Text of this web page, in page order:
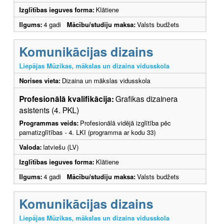
Izglītības ieguves forma: Klātiene
Ilgums:4 gadi Mācību/studiju maksa:Valsts budžets
Komunikācijas dizains
Liepājas Mūzikas, mākslas un dizaina vidusskola
Norises vieta: Dizaina un mākslas vidusskola
Profesionālā kvalifikācija:Grafikas dizainera
asistents (4. PKL)
Programmas veids: Profesionālā vidējā izglītība pēc
pamatizglītības - 4. LKI (programma ar kodu 33)
Valoda:latviešu (LV)
Izglītības ieguves forma: Klātiene
Ilgums:4 gadi Mācību/studiju maksa:Valsts budžets
Komunikācijas dizains
Liepājas Mūzikas, mākslas un dizaina vidusskola